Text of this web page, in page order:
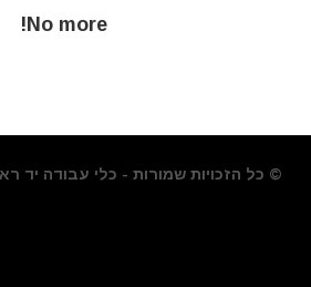
No more!
© כל הזכויות שמורות - כלי עבודה יד